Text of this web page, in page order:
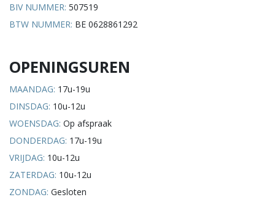
BIV NUMMER: 507519
BTW NUMMER: BE 0628861292
OPENINGSUREN
MAANDAG: 17u-19u
DINSDAG: 10u-12u
WOENSDAG: Op afspraak
DONDERDAG: 17u-19u
VRIJDAG: 10u-12u
ZATERDAG: 10u-12u
ZONDAG: Gesloten